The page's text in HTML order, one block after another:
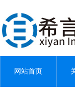
网站首页